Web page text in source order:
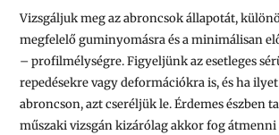
Vizsgáljuk meg az abroncsok állapotát,
megfelelő guminyomásra és a minimálisan
– profilmélységre. Figyeljünk az esetleges
repedésekre vagy deformációkra is, és ha
abroncson, azt cseréljük le. Érdemes észben
műszaki vizsgán kizárólag akkor fog átmenni